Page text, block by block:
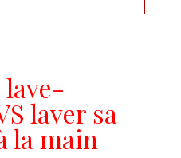
laver sa
la main